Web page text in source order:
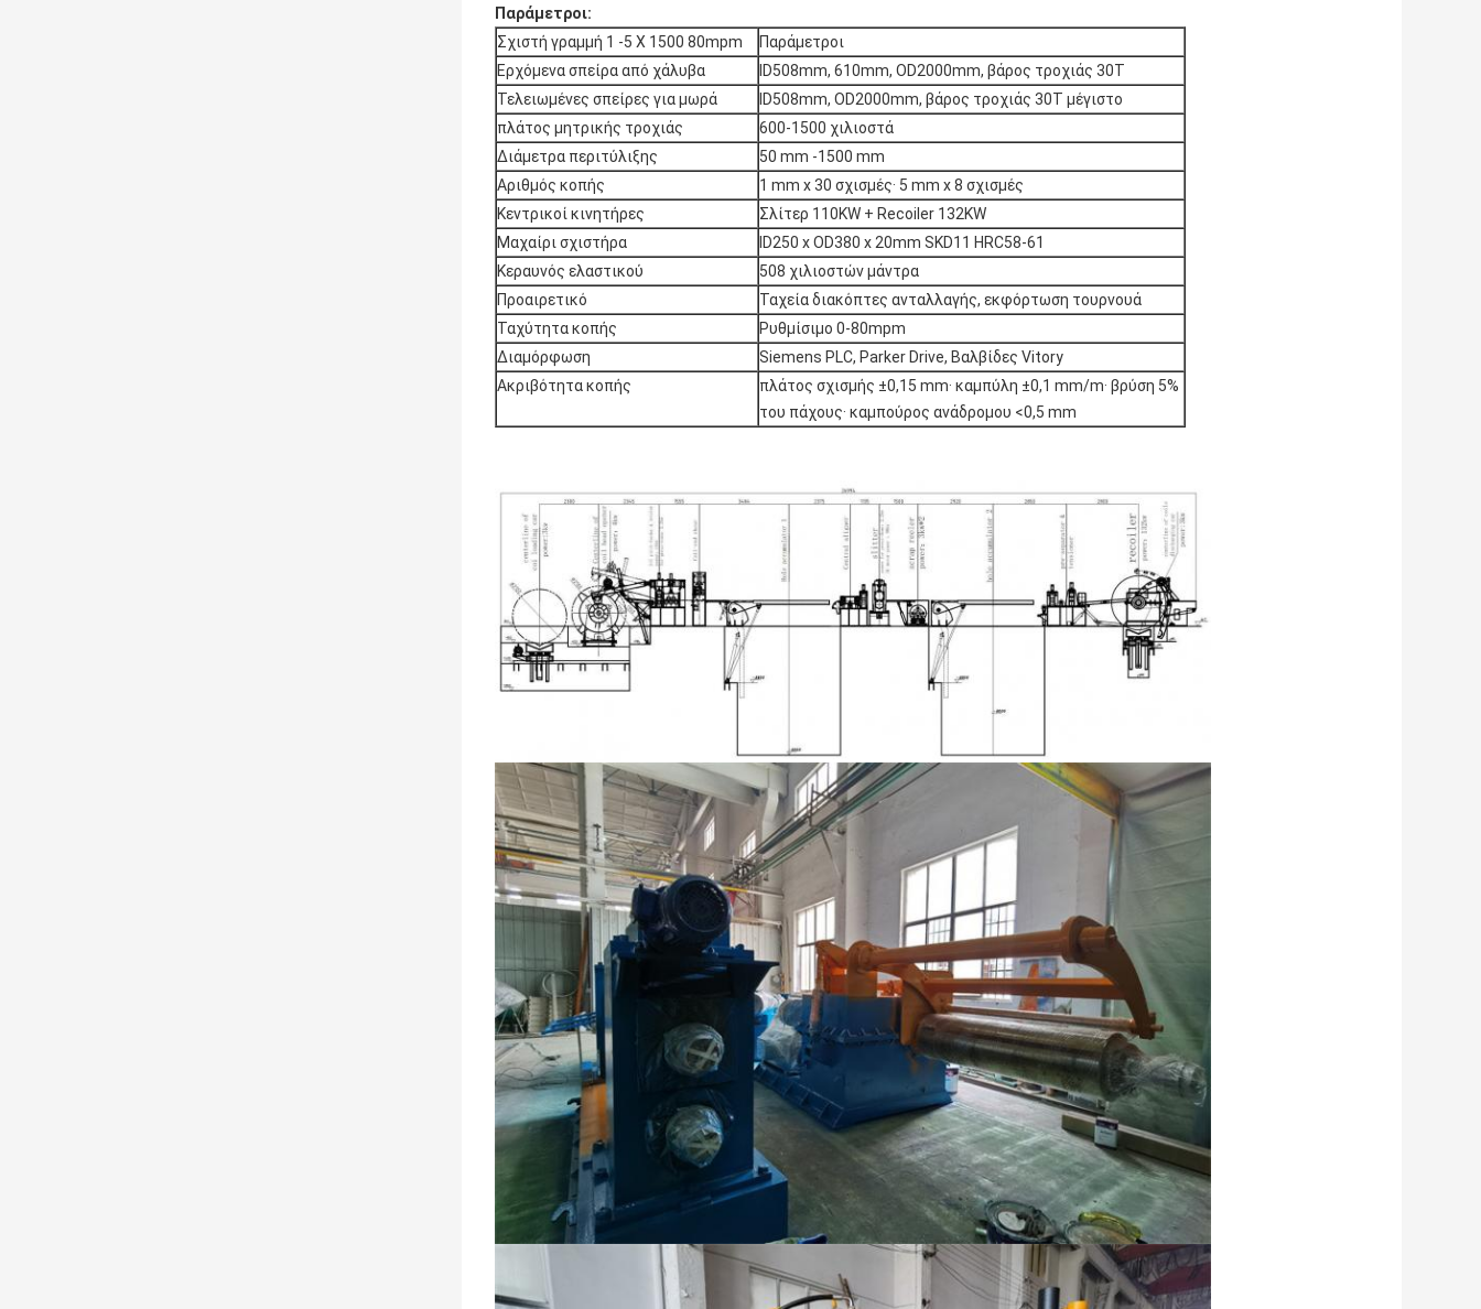
Παράμετροι:
Σχιστή γραμμή 1 -5 X 1500 80mpm
Παράμετροι
Ερχόμενα σπείρα από χάλυβα
ID508mm, 610mm, OD2000mm, βάρος τροχιάς 30T
Τελειωμένες σπείρες για μωρά
ID508mm, OD2000mm, βάρος τροχιάς 30T μέγιστο
πλάτος μητρικής τροχιάς
600-1500 χιλιοστά
Διάμετρα περιτύλιξης
50 mm -1500 mm
Αριθμός κοπής
1 mm x 30 σχισμές· 5 mm x 8 σχισμές
Κεντρικοί κινητήρες
Σλίτερ 110KW + Recoiler 132KW
Μαχαίρι σχιστήρα
ID250 x OD380 x 20mm SKD11 HRC58-61
Κεραυνός ελαστικού
508 χιλιοστών μάντρα
Προαιρετικό
Ταχεία διακόπτες ανταλλαγής, εκφόρτωση τουρνουά
Ταχύτητα κοπής
Ρυθμίσιμο 0-80mpm
Διαμόρφωση
Siemens PLC, Parker Drive, Βαλβίδες Vitory
Ακριβότητα κοπής
πλάτος σχισμής ±0,15 mm· καμπύλη ±0,1 mm/m· βρύση 5%
του πάχους· καμπούρος ανάδρομου <0,5 mm